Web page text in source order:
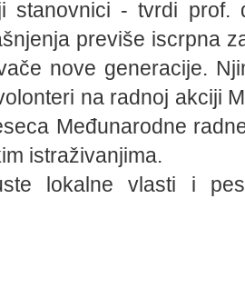
stanovnici - tvrdi prof.
previše iscrpna
nove generacije.
na radnoj akciji
Međunarodne
istraživanjima.
lokalne vlasti i